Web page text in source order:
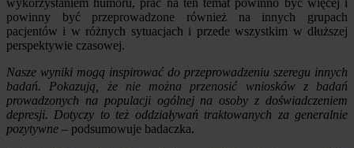
wykorzystaniem humoru, prac na ten temat powinno być więcej i
powinny być przeprowadzone również na innych grupach
pacjentów i w różnych sytuacjach i przede wszystkim w dłuższej
perspektywie czasowej.
Nasze wyniki mogą inspirować do przeprowadzeniu szeregu innych
badań. Pokazują, że nie można przenosić wniosków z badań
prowadzonych na populacji ogólnej na osoby z doświadczeniem
depresji. Dotyczy to też oddziaływań traktowanych za generalnie
pozytywne – podsumowuje badaczka.